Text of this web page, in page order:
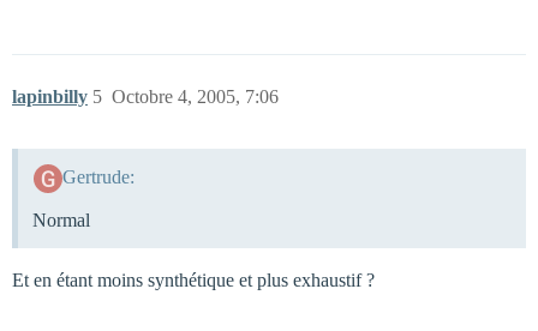
lapinbilly Octobre 4, 2005, 7:06
5
Gertrude:
Normal
Et en étant moins synthétique et plus exhaustif ?